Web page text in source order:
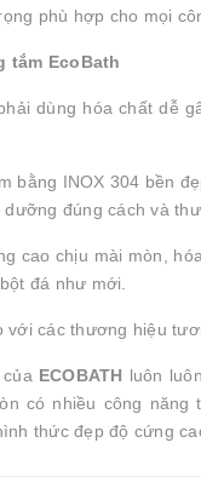
phù hợp cho mọi
tắm EcoBath
dùng hóa chất dễ
bằng INOX 304 bền
đúng cách và
cao chịu mài mòn,
đá như mới.
với các thương hiệu
ECOBATH luôn
có nhiều công năng
thức đẹp độ cứng